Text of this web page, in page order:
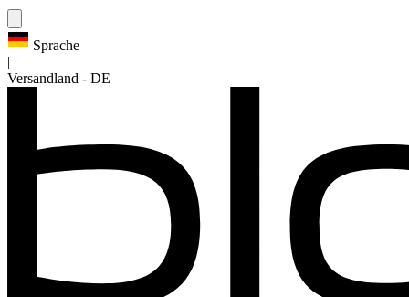
Sprache
Versandland - DE